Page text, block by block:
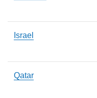
Israel
Qatar